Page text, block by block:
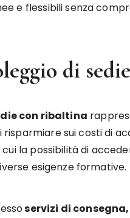
e flessibili senza
di
con ribaltina
sui costi di
la possibilità di
esigenze formative.
servizi di